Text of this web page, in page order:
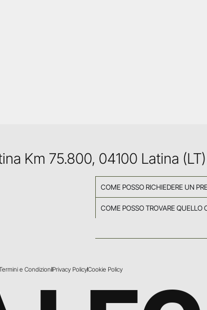
Km 75.800, 04100 Latina (LT)
COME POSSO RICHIEDERE UN
COME POSSO TROVARE QUELLO
e CondizioniPrivacy PolicyCookie Policy